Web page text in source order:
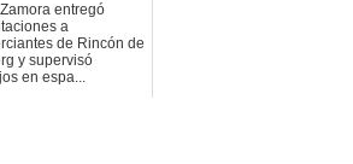
entregó
a
de Rincón de
y supervisó
en espa...